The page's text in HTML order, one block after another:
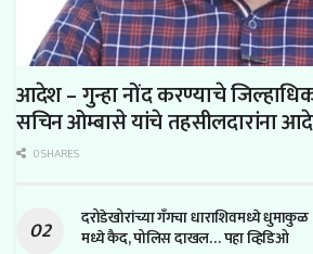
आदेश – गुन्हा नोंद करण्याचे
सचिन ओम्बासे यांचे तहसीलदारांना
0 SHARES
दरोडेखोरांच्या गँगचा धाराशिवमध्ये
मध्ये कैद, पोलिस दाखल… पहा व्हिडिओ